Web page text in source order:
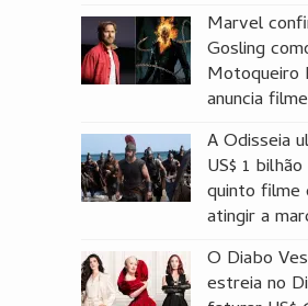
Marvel
Gosling
Motoqueiro
anuncia
A Odisseia
US$ 1
quinto filme
atingir a
O Diabo
estreia no